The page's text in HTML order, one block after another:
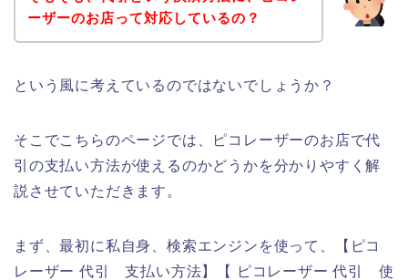
ーザーのお店って対応しているの？
という風に考えているのではないでしょうか？
そこでこちらのページでは、ピコレーザーのお店で代
引の支払い方法が使えるのかどうかを分かりやすく解
説させていただきます。
まず、最初に私自身、検索エンジンを使って、【ピコ
レーザー 代引 支払い方法】【 ピコレーザー 代引 使